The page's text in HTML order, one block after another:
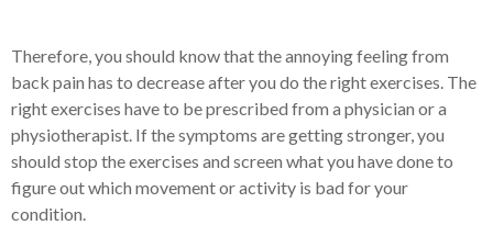
Therefore, you should know that the annoying feeling from
back pain has to decrease after you do the right exercises. The
right exercises have to be prescribed from a physician or a
physiotherapist. If the symptoms are getting stronger, you
should stop the exercises and screen what you have done to
figure out which movement or activity is bad for your
condition.